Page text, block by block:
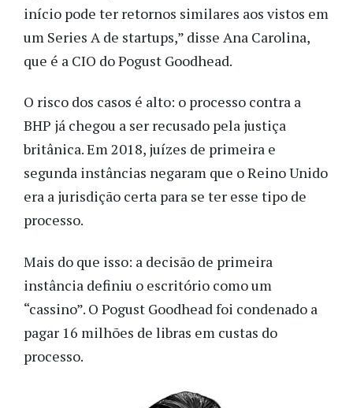
início pode ter retornos similares aos vistos em
um Series A de startups,” disse Ana Carolina,
que é a CIO do Pogust Goodhead.
O risco dos casos é alto: o processo contra a
BHP já chegou a ser recusado pela justiça
britânica. Em 2018, juízes de primeira e
segunda instâncias negaram que o Reino Unido
era a jurisdição certa para se ter esse tipo de
processo.
Mais do que isso: a decisão de primeira
instância definiu o escritório como um
“cassino”. O Pogust Goodhead foi condenado a
pagar 16 milhões de libras em custas do
processo.